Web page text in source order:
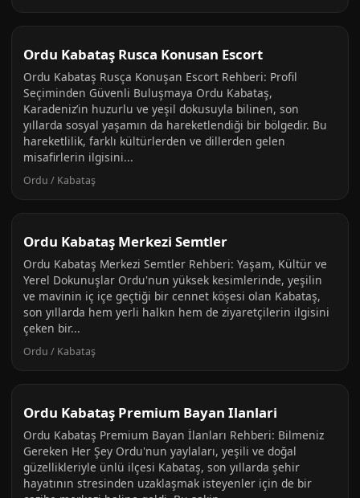
Ordu Kabataş Rusca Konusan Escort
Ordu Kabataş Rusça Konuşan Escort Rehberi: Profil
Seçiminden Güvenli Buluşmaya Ordu Kabataş,
Karadeniz’in huzurlu ve yeşil dokusuyla bilinen, son
yıllarda sosyal yaşamın da hareketlendiği bir bölgedir. Bu
hareketlilik, farklı kültürlerden ve dillerden gelen
misafirlerin ilgisini...
Ordu / Kabataş
Ordu Kabataş Merkezi Semtler
Ordu Kabataş Merkezi Semtler Rehberi: Yaşam, Kültür ve
Yerel Dokunuşlar Ordu'nun yüksek kesimlerinde, yeşilin
ve mavinin iç içe geçtiği bir cennet köşesi olan Kabataş,
son yıllarda hem yerli halkın hem de ziyaretçilerin ilgisini
çeken bir...
Ordu / Kabataş
Ordu Kabataş Premium Bayan Ilanlari
Ordu Kabataş Premium Bayan İlanları Rehberi: Bilmeniz
Gereken Her Şey Ordu'nun yaylaları, yeşili ve doğal
güzellikleriyle ünlü ilçesi Kabataş, son yıllarda şehir
hayatının stresinden uzaklaşmak isteyenler için de bir